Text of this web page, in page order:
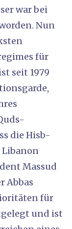
war bei
Nun
für
seit 1979
die Hisb-
Libanon
Massud
Abbas
für
und ist